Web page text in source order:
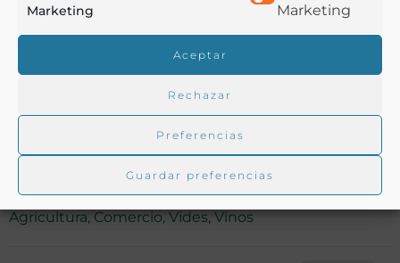
Marketing Marketing
Aceptar
Rechazar
Preferencias
Guardar preferencias
Ver más libros de estas materias:
Ver más libros con las palabras clave:
Agricultura, Comercio, Vides, Vinos